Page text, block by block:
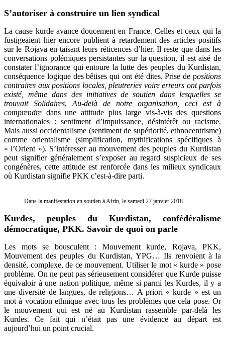
S’autoriser à construire un lien syndical
La cause kurde avance doucement en France. Celles et ceux qui la
fustigeaient hier encore publient à retardement des articles positifs
sur le Rojava en taisant leurs réticences d’hier. Il reste que dans les
conversations polémiques persistantes sur la question, il est aisé de
constater l’ignorance qui entoure la lutte des peuples du Kurdistan,
conséquence logique des bêtises qui ont été dites. Prise de positions
contraires aux positions locales, pleutreries voire erreurs ont parfois
existé, même dans des initiatives de soutien dans lesquelles se
trouvait Solidaires. Au-delà de notre organisation, ceci est à
comprendre dans une attitude plus large vis-à-vis des questions
internationales : sentiment d’impuissance, désintérêt ou racisme.
Mais aussi occidentalisme (sentiment de supériorité, ethnocentrisme)
comme orientalisme (simplification, mythifications spécifiques à
« l’Orient »). S’intéresser au mouvement des peuples du Kurdistan
peut signifier généralement s’exposer au regard suspicieux de ses
congénères, cette attitude est renforcée dans les milieux syndicaux
où Kurdistan signifie PKK c’est-à-dire parti.
Dans la manifestation en soutien à Afrin, le samedi 27 janvier 2018
Kurdes, peuples du Kurdistan, confédéralisme
démocratique, PKK. Savoir de quoi on parle
Les mots se bousculent : Mouvement kurde, Rojava, PKK,
Mouvement des peuples du Kurdistan, YPG… Ils renvoient à la
densité, complexe, de ce mouvement. Utiliser le mot « kurde » pose
problème. On ne peut pas sérieusement considérer que Kurde puisse
équivaloir à une nation politique, même si parmi les Kurdes, il y a
une diversité de langues, de religions… A priori « kurde » est un
mot à vocation ethnique avec tous les problèmes que cela pose. Or
le mouvement qui est né au Kurdistan rassemble par-delà les
Kurdes. Ce fait qui n’était pas une évidence au départ est
aujourd’hui un point crucial.